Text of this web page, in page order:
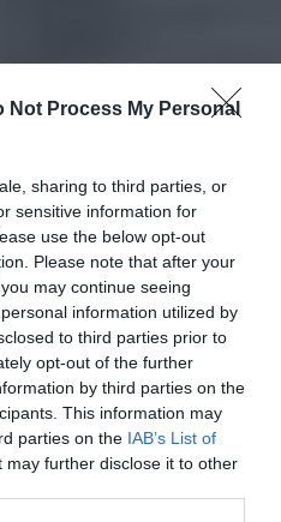
Not Process My Personal
sharing to third parties, or
sensitive information for
use the below opt-out
Please note that after your
may continue seeing
information utilized by
to third parties prior to
opt-out of the further
by third parties on the
This information may
parties on the IAB’s List of
may further disclose it to other